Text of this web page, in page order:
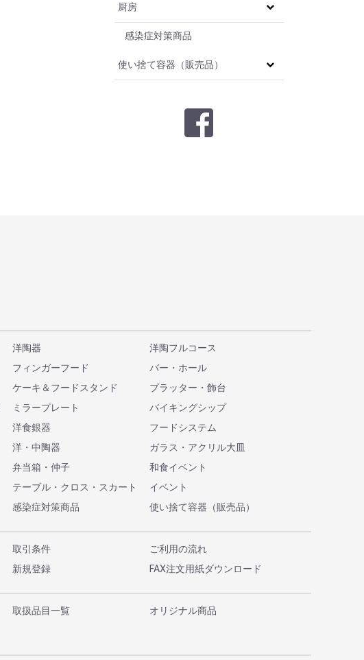
厨房
感染症対策商品
使い捨て容器（販売品）
洋陶器
洋陶フルコース
フィンガーフード
バー・ホール
ケーキ＆フードスタンド
プラッター・飾台
ミラープレート
バイキングシップ
洋食銀器
フードシステム
洋・中陶器
ガラス・アクリル大皿
弁当箱・仲子
和食イベント
テーブル・クロス・スカート
イベント
感染症対策商品 使い捨て容器（販売品）
取引条件
ご利用の流れ
新規登録 FAX注文用紙ダウンロード
取扱品目一覧
オリジナル商品